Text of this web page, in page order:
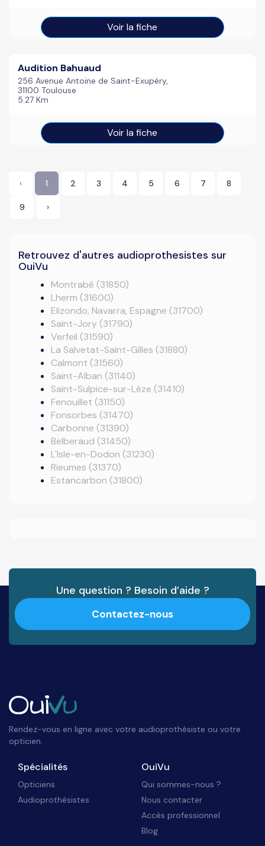
Voir la fiche
Audition Bahuaud
256 Avenue Antoine de Saint-Exupéry,
31100 Toulouse
5.27 Km
Voir la fiche
‹ 1 2 3 4 5 6 7 8
9 ›
Retrouvez d'autres audioprothesistes sur
OuiVu
Montrabé (31850)
Lherm (31600)
Elizondo, Navarra, Espagne (31700)
Saint-Jory (31790)
Verfeil (31590)
La Salvetat-Saint-Gilles (31880)
Calmont (31560)
Saint-Alban (31140)
Saint-Sulpice-sur-Lèze (31410)
Fenouillet (31150)
Fonsorbes (31470)
Carbonne (31390)
Belberaud (31450)
L'Isle-en-Dodon (31230)
Rieumes (31370)
Estancarbon (31800)
Une question ? Besoin d’aide ?
Contactez-nous
Rendez-vous en ligne avec votre audioprothésiste ou votre
opticien.
Spécialités
Opticiens
Audioprothésistes
OuiVu
Qui sommes-nous ?
Nous contacter
Accès professionnel
Blog